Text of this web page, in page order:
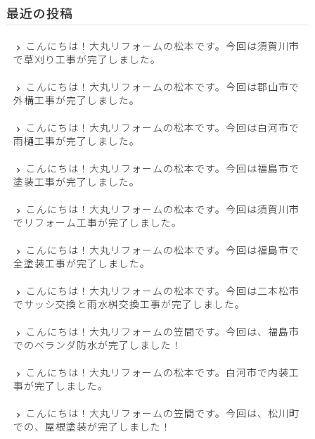
最近の投稿
こんにちは！大丸リフォームの松本です。今回は須賀川市
で草刈り工事が完了しました。
こんにちは！大丸リフォームの松本です。今回は郡山市で
外構工事が完了しました。
こんにちは！大丸リフォームの松本です。今回は白河市で
雨樋工事が完了しました。
こんにちは！大丸リフォームの松本です。今回は福島市で
塗装工事が完了しました。
こんにちは！大丸リフォームの松本です。今回は須賀川市
でリフォーム工事が完了しました。
こんにちは！大丸リフォームの松本です。今回は福島市で
全塗装工事が完了しました。
こんにちは！大丸リフォームの松本です。今回は二本松市
でサッシ交換と雨水桝交換工事が完了しました。
こんにちは！大丸リフォームの笠間です。今回は、福島市
でのベランダ防水が完了しました！
こんにちは！大丸リフォームの松本です。白河市で内装工
事が完了しました。
こんにちは！大丸リフォームの笠間です。今回は、松川町
での、屋根塗装が完了しました！